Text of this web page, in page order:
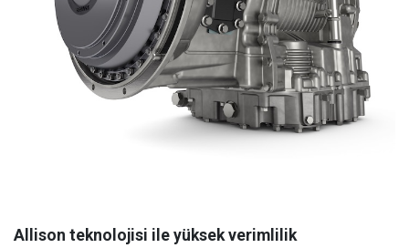
Allison teknolojisi ile yüksek verimlilik